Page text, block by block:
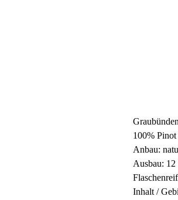
100%
Anbau:
Ausbau:
Inhalt /